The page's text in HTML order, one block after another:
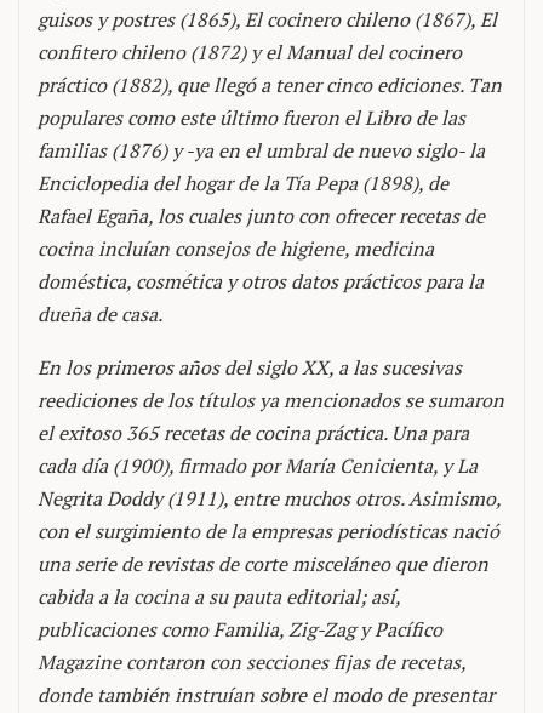
guisos y postres (1865), El cocinero chileno (1867), El
confitero chileno (1872) y el Manual del cocinero
práctico (1882), que llegó a tener cinco ediciones. Tan
populares como este último fueron el Libro de las
familias (1876) y -ya en el umbral de nuevo siglo- la
Enciclopedia del hogar de la Tía Pepa (1898), de
Rafael Egaña, los cuales junto con ofrecer recetas de
cocina incluían consejos de higiene, medicina
doméstica, cosmética y otros datos prácticos para la
dueña de casa.
En los primeros años del siglo XX, a las sucesivas
reediciones de los títulos ya mencionados se sumaron
el exitoso 365 recetas de cocina práctica. Una para
cada día (1900), firmado por María Cenicienta, y La
Negrita Doddy (1911), entre muchos otros. Asimismo,
con el surgimiento de la empresas periodísticas nació
una serie de revistas de corte misceláneo que dieron
cabida a la cocina a su pauta editorial; así,
publicaciones como Familia, Zig-Zag y Pacífico
Magazine contaron con secciones fijas de recetas,
donde también instruían sobre el modo de presentar